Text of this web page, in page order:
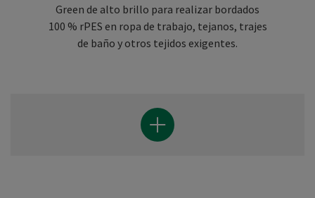
Green de alto brillo para realizar bordados
100 % rPES en ropa de trabajo, tejanos, trajes
de baño y otros tejidos exigentes.